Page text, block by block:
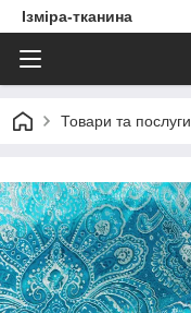
Ізміра-тканина
Товари та послуги